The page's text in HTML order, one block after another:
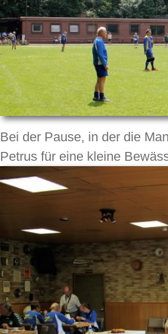
Bei der Pause, in der die
Petrus für eine kleine